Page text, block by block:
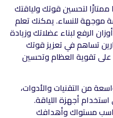
ممتازًا لتحسين قوتك ولياقتك
موجهة للنساء. يمكنك تعلم
الرفع لبناء عضلاتك وزيادة
تساهم في تعزيز قوتك
تقوية العظام وتحسين
من التقنيات والأدوات،
استخدام أجهزة اللياقة.
مستواك وأهدافك